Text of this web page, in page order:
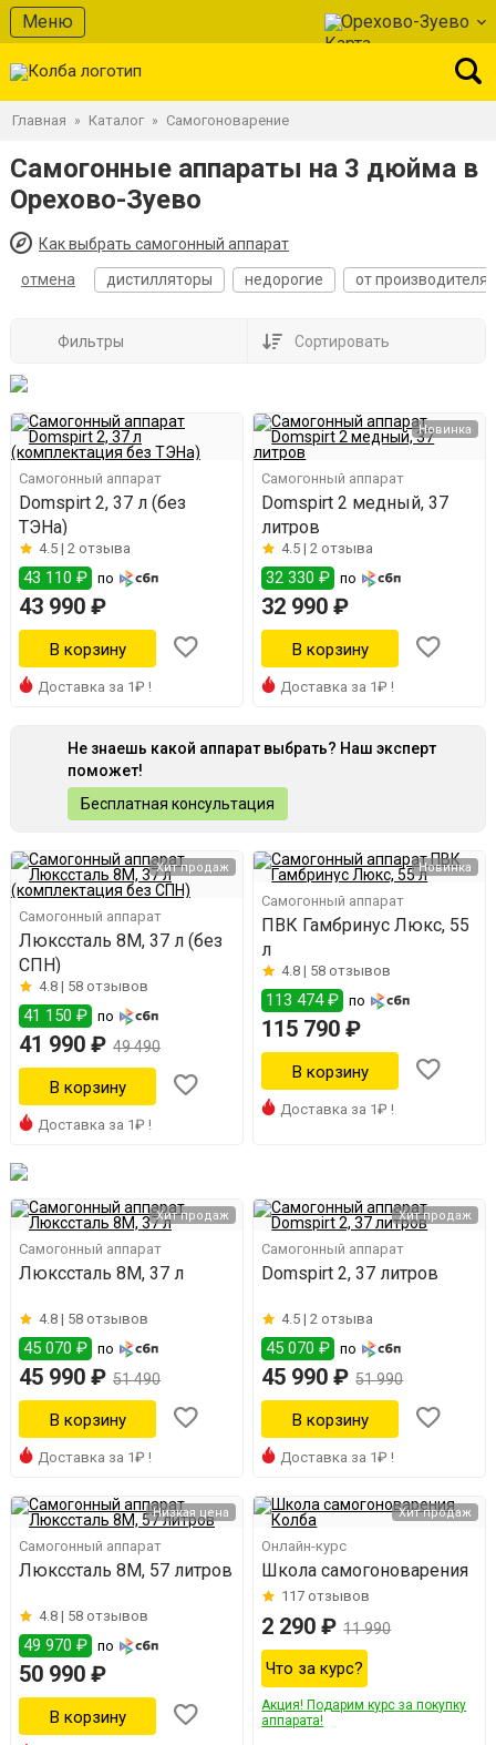
Меню Орехово-Зуево
Главная » Каталог » Самогоноварение
Самогонные аппараты на 3 дюйма в
Орехово-Зуево
Как выбрать самогонный аппарат
отмена
дистилляторы недорогие от производителя
Фильтры Сортировать
Самогонный аппарат
Domspirt 2, 37 л (без
ТЭНа)
4.5 | 2 отзыва
43 110 ₽ по
43 990 ₽
Доставка за 1₽ !
Новинка
Самогонный аппарат
Domspirt 2 медный, 37
литров
4.5 |2 отзыва
32 330 ₽ по
32 990 ₽
Доставка за 1₽ !
Не знаешь какой аппарат выбрать? Наш эксперт
поможет!
Бесплатная консультация
Хит продаж
Самогонный аппарат
Люкссталь 8М, 37 л (без
СПН)
4.8 | 58 отзывов
41 150 ₽ по
41 990 ₽ 49 490
Доставка за 1₽ !
Новинка
Самогонный аппарат
ПВК Гамбринус Люкс, 55
л
4.8 | 58 отзывов
113 474 ₽ по
115 790 ₽
Доставка за 1₽ !
Хит продаж
Самогонный аппарат
Люкссталь 8М, 37 л
4.8 | 58 отзывов
45 070 ₽ по
45 990 ₽ 51 490
Доставка за 1₽ !
Хит продаж
Самогонный аппарат
Domspirt 2, 37 литров
4.5 |2 отзыва
45 070 ₽ по
45 990 ₽ 51 990
Доставка за 1₽ !
Низкая цена
Самогонный аппарат
Люкссталь 8М, 57 литров
4.8 | 58 отзывов
49 970 ₽ по
50 990 ₽
Хит продаж
Онлайн-курс
Школа самогоноварения
117 отзывов
2 290 ₽ 11 990
Что за курс?
Акция! Подарим курс за покупку
аппарата!